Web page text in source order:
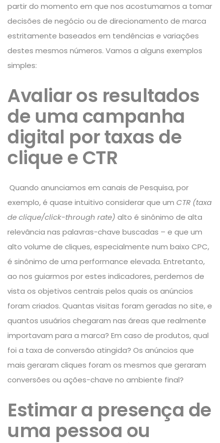
partir do momento em que nos acostumamos a tomar
decisões de negócio ou de direcionamento de marca
estritamente baseados em tendências e variações
destes mesmos números. Vamos a alguns exemplos
simples:
Avaliar os resultados
de uma campanha
digital por taxas de
clique e CTR
Quando anunciamos em canais de Pesquisa, por
exemplo, é quase intuitivo considerar que um CTR (taxa
de clique/click-through rate) alto é sinônimo de alta
relevância nas palavras-chave buscadas – e que um
alto volume de cliques, especialmente num baixo CPC,
é sinônimo de uma performance elevada. Entretanto,
ao nos guiarmos por estes indicadores, perdemos de
vista os objetivos centrais pelos quais os anúncios
foram criados. Quantas visitas foram geradas no site, e
quantos usuários chegaram nas áreas que realmente
importavam para a marca? Em caso de produtos, qual
foi a taxa de conversão atingida? Os anúncios que
mais geraram cliques foram os mesmos que geraram
conversões ou ações-chave no ambiente final?
Estimar a presença de
uma pessoa ou